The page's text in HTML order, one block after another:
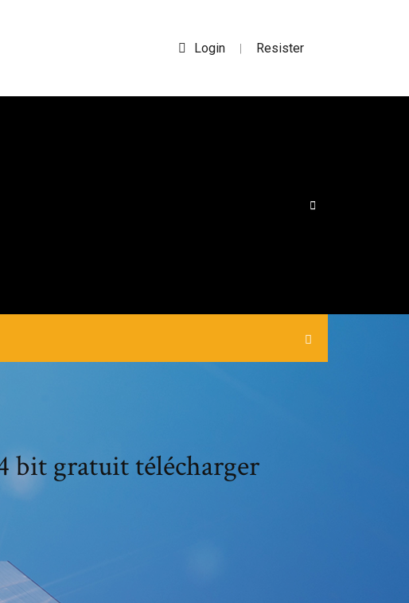
Login | Resister
bit gratuit télécharger